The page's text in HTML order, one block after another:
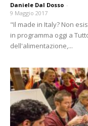
Daniele Dal Dosso -
9 Maggio 2017
"Il made in Italy? Non
in programma oggi a
dell'alimentazione,...